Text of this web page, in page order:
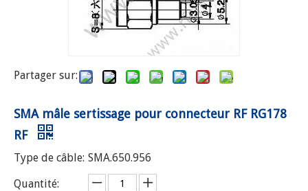
Partager sur:
SMA mâle sertissage pour connecteur RF RG178
RF
Type de câble: SMA.650.956
Quantité: